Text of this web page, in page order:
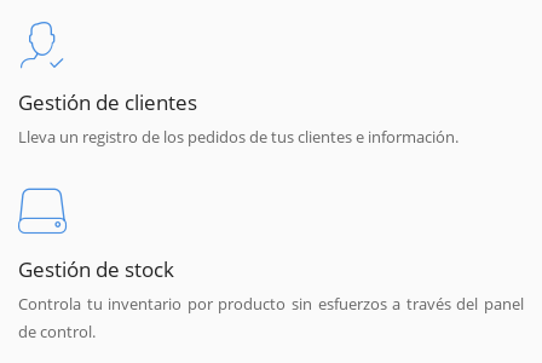
Gestión de clientes
Lleva un registro de los pedidos de tus clientes e información.
Gestión de stock
Controla tu inventario por producto sin esfuerzos a través del panel
de control.